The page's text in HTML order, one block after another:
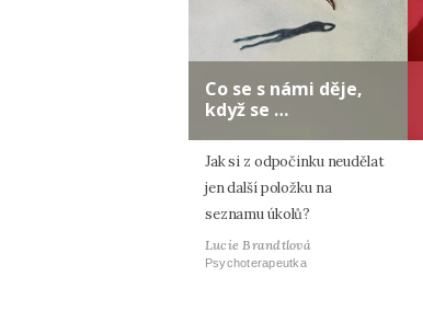
Co se s námi děje,
když se …
Jak si z odpočinku neudělat
jen další položku na
seznamu úkolů?
Lucie Brandtlová
Psychoterapeutka